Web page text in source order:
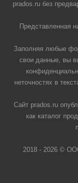
prados.ru без
Представленная
Заполняя любые
свои данные, вы
неточностях в
Сайт prados.ru
как каталог
2018 - 2026 ©